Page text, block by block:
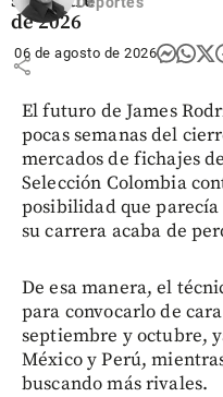
de 2026
share
06 de agosto de 2026
El futuro de James
pocas semanas del
mercados de fichajes
Selección Colombia
posibilidad que
su carrera acaba de
De esa manera, el
para convocarlo de
septiembre y octubre,
México y Perú,
buscando más rivales.